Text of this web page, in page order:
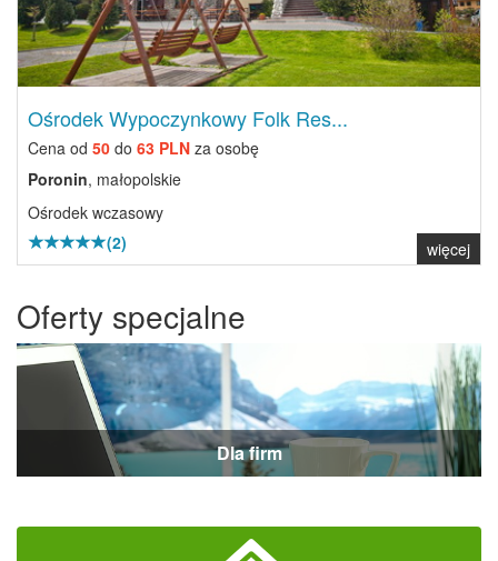
Ośrodek Wypoczynkowy Folk Res...
Cena od 50 do 63 PLN za osobę
Poronin, małopolskie
Ośrodek wczasowy
(2)
więcej
Oferty specjalne
Dla firm